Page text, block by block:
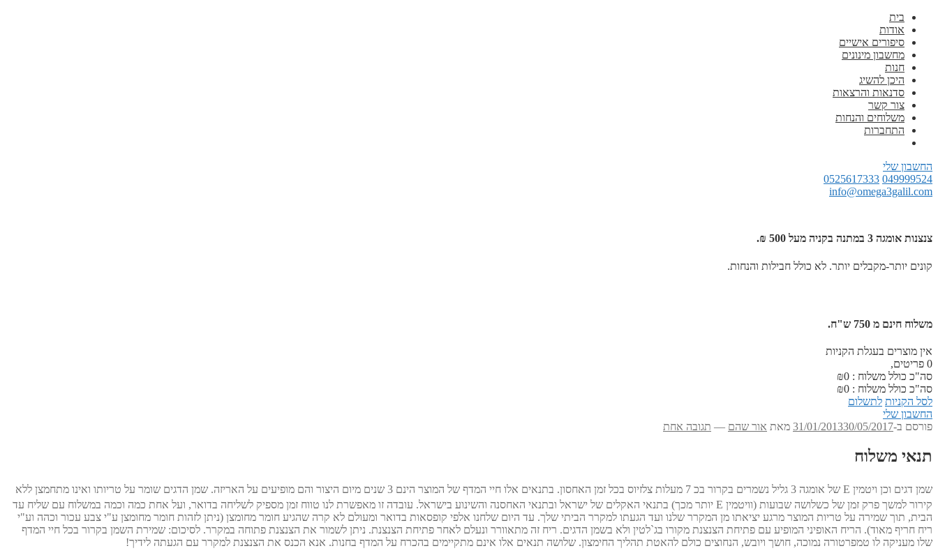
בית
אודות
סיפורים אישיים
מחשבון מינונים
חנות
היכן להשיג
סדנאות והרצאות
צור קשר
משלוחים והנחות
התחברות
החשבון שלי
049999524
0525617333
info@omega3galil.com
צנצנות אומגה 3 במתנה בקניה מעל 500 ₪.
קונים יותר-מקבלים יותר. לא כולל חבילות והנחות.
משלוח חינם מ 750 ש"ח.
אין מוצרים בעגלת הקניות
0 פריטים,
סה"כ כולל משלוח :
₪0
סה"כ כולל משלוח :
₪0
לסל הקניות לתשלום
החשבון שלי
פורסם ב-
31/01/201330/05/2017 מאת אור שהם — תגובה אחת
תנאי משלוח
שמן דגים וכן ויטמין E של אומגה 3 גליל נשמרים בקרור בכ 7 מעלות צלזיוס בכל זמן האחסון. בתנאים אלו חיי המדף של המוצר הינם 3 שנים מיום היצור והם מופיעים על האריזה.
שמן הדגים שומר על טריותו ואינו מתחמצן ללא
קירור למשך פרק זמן של כשלושה שבועות (וויטמין E יותר מכך) בתנאי האקלים של ישראל ובתנאי האחסנה והשינוע בישראל. עובדה זו מאפשרת לנו טווח זמן מספיק לשליחה בדואר, ועל אחת כמה וכמה במשלוח עם שליח עד
הבית, תוך שמירה על טריות המוצר מרגע יציאתו מן המקרר שלנו ועד הגעתו למקרר הביתי שלך. עד היום שלחנו אלפי קופסאות בדואר ומעולם לא קרה שהגיע חומר מחומצן (ניתן לזהות חומר מחומצן ע"י צבע עכור וכהה וע"י
ריח חריף מאוד). הריח האופיני המופיע עם פתיחת הצנצנת מקורו בג`לטין ולא בשמן הדגים. ריח זה מתאוורר ונעלם לאחר פתיחת הצנצנת. ניתן לשמור את הצנצנת פתוחה במקרר. לסיכום: שמירת השמן בקרור בכל חיי המדף
שלו מעניקה לו טמפרטורה נמוכה, חושך ויובש, הנחוצים כולם להאטת תהליך החימצון. שלושה תנאים אלו אינם מתקיימים בהכרח על המדף בחנות. אנא הכנס את הצנצנת למקרר עם הגעתה לידיך!